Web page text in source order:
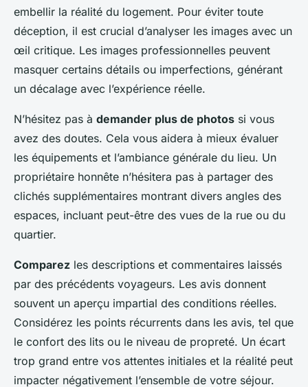
embellir la réalité du logement. Pour éviter toute
déception, il est crucial d’analyser les images avec un
œil critique. Les images professionnelles peuvent
masquer certains détails ou imperfections, générant
un décalage avec l’expérience réelle.
N’hésitez pas à demander plus de photos si vous
avez des doutes. Cela vous aidera à mieux évaluer
les équipements et l’ambiance générale du lieu. Un
propriétaire honnête n’hésitera pas à partager des
clichés supplémentaires montrant divers angles des
espaces, incluant peut-être des vues de la rue ou du
quartier.
Comparez les descriptions et commentaires laissés
par des précédents voyageurs. Les avis donnent
souvent un aperçu impartial des conditions réelles.
Considérez les points récurrents dans les avis, tel que
le confort des lits ou le niveau de propreté. Un écart
trop grand entre vos attentes initiales et la réalité peut
impacter négativement l’ensemble de votre séjour.